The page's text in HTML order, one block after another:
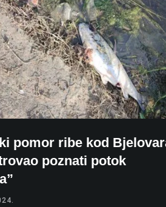
pomor ribe kod
poznati potok